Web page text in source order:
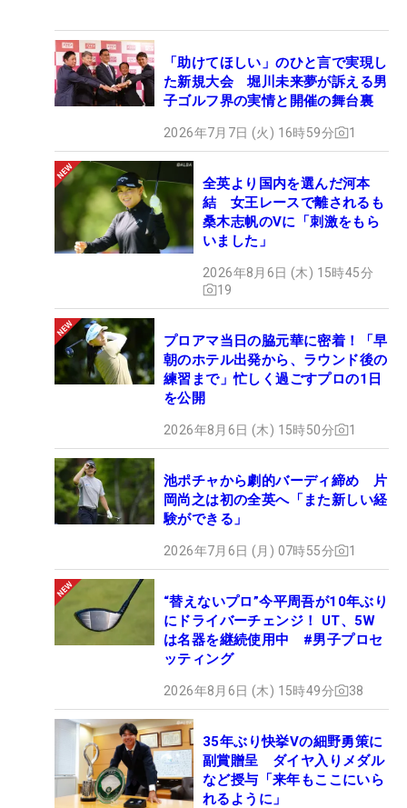
「助けてほしい」のひと言で実現し
た新規大会 堀川未来夢が訴える男
子ゴルフ界の実情と開催の舞台裏
2026年7月7日 (火) 16時59分 1
全英より国内を選んだ河本
結 女王レースで離されるも
桑木志帆のVに「刺激をもら
いました」
2026年8月6日 (木) 15時45分
19
プロアマ当日の脇元華に密着！「早
朝のホテル出発から、ラウンド後の
練習まで」忙しく過ごすプロの1日
を公開
2026年8月6日 (木) 15時50分 1
池ポチャから劇的バーディ締め 片
岡尚之は初の全英へ「また新しい経
験ができる」
2026年7月6日 (月) 07時55分 1
“替えないプロ”今平周吾が10年ぶり
にドライバーチェンジ！ UT、5W
は名器を継続使用中 #男子プロセ
ッティング
2026年8月6日 (木) 15時49分 38
35年ぶり快挙Vの細野勇策に
副賞贈呈 ダイヤ入りメダル
など授与「来年もここにいら
れるように」